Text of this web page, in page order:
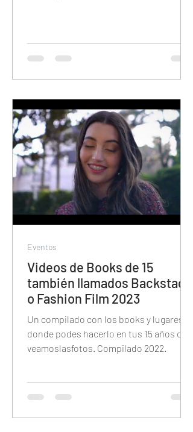
Videos de Books de 15
también llamados Backstage
o Fashion Film 2023
Un compilado con los books y lugares
donde podes hacerlo en tus 15 años con
veamoslasfotos. Compilado 2022.
Eventos